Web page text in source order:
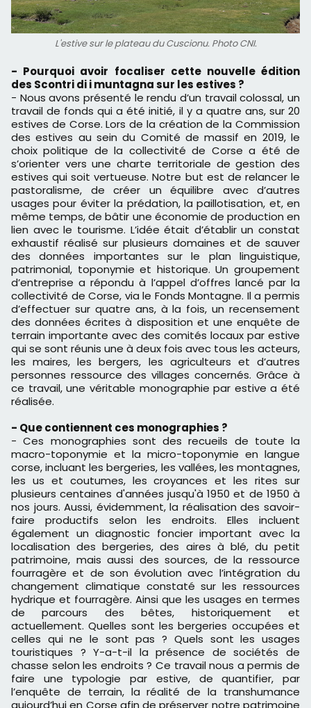
L'estive sur le plateau du Cuscionu. Photo CNI.
- Pourquoi avoir focaliser cette nouvelle édition
des Scontri di i muntagna sur les estives ?
- Nous avons présenté le rendu d’un travail colossal, un
travail de fonds qui a été initié, il y a quatre ans, sur 20
estives de Corse. Lors de la création de la Commission
des estives au sein du Comité de massif en 2019, le
choix politique de la collectivité de Corse a été de
s’orienter vers une charte territoriale de gestion des
estives qui soit vertueuse. Notre but est de relancer le
pastoralisme, de créer un équilibre avec d’autres
usages pour éviter la prédation, la paillotisation, et, en
même temps, de bâtir une économie de production en
lien avec le tourisme. L’idée était d’établir un constat
exhaustif réalisé sur plusieurs domaines et de sauver
des données importantes sur le plan linguistique,
patrimonial, toponymie et historique. Un groupement
d’entreprise a répondu à l’appel d’offres lancé par la
collectivité de Corse, via le Fonds Montagne. Il a permis
d’effectuer sur quatre ans, à la fois, un recensement
des données écrites à disposition et une enquête de
terrain importante avec des comités locaux par estive
qui se sont réunis une à deux fois avec tous les acteurs,
les maires, les bergers, les agriculteurs et d’autres
personnes ressource des villages concernés. Grâce à
ce travail, une véritable monographie par estive a été
réalisée.
- Que contiennent ces monographies ?
- Ces monographies sont des recueils de toute la
macro-toponymie et la micro-toponymie en langue
corse, incluant les bergeries, les vallées, les montagnes,
les us et coutumes, les croyances et les rites sur
plusieurs centaines d'années jusqu'à 1950 et de 1950 à
nos jours. Aussi, évidemment, la réalisation des savoir-
faire productifs selon les endroits. Elles incluent
également un diagnostic foncier important avec la
localisation des bergeries, des aires à blé, du petit
patrimoine, mais aussi des sources, de la ressource
fourragère et de son évolution avec l’intégration du
changement climatique constaté sur les ressources
hydrique et fourragère. Ainsi que les usages en termes
de parcours des bêtes, historiquement et
actuellement. Quelles sont les bergeries occupées et
celles qui ne le sont pas ? Quels sont les usages
touristiques ? Y-a-t-il la présence de sociétés de
chasse selon les endroits ? Ce travail nous a permis de
faire une typologie par estive, de quantifier, par
l’enquête de terrain, la réalité de la transhumance
aujourd’hui en Corse afin de préserver notre patrimoine